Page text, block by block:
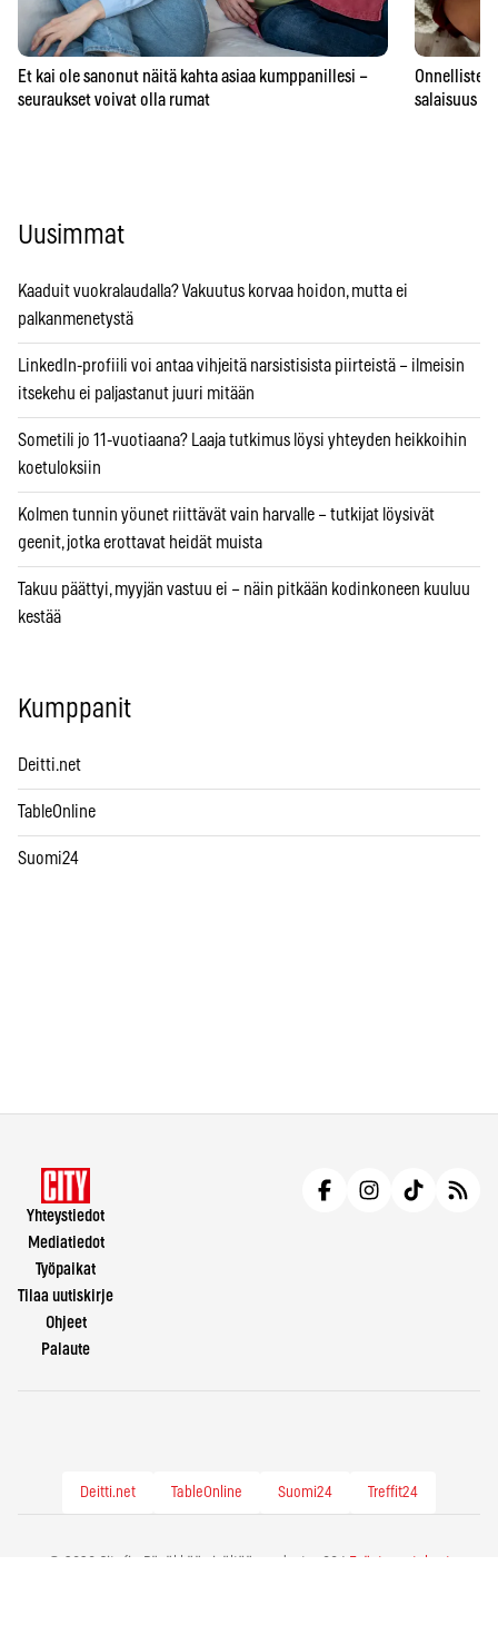
Et kai ole sanonut näitä kahta asiaa kumppanillesi –
seuraukset voivat olla rumat
Onnellisten
salaisuus –
Uusimmat
Kaaduit vuokralaudalla? Vakuutus korvaa hoidon, mutta ei
palkanmenetystä
LinkedIn-profiili voi antaa vihjeitä narsistisista piirteistä – ilmeisin
itsekehu ei paljastanut juuri mitään
Sometili jo 11-vuotiaana? Laaja tutkimus löysi yhteyden heikkoihin
koetuloksiin
Kolmen tunnin yöunet riittävät vain harvalle – tutkijat löysivät
geenit, jotka erottavat heidät muista
Takuu päättyi, myyjän vastuu ei – näin pitkään kodinkoneen kuuluu
kestää
Kumppanit
Deitti.net
TableOnline
Suomi24
Yhteystiedot
Mediatiedot
Työpaikat
Tilaa uutiskirje
Ohjeet
Palaute
Deitti.net TableOnline Suomi24 Treffit24